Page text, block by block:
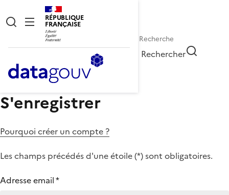
RÉPUBLIQUE
FRANÇAISE
Rechercher
S'enregistrer
Pourquoi créer un compte ?
Les champs précédés d'une étoile (*) sont obligatoires.
Adresse email*